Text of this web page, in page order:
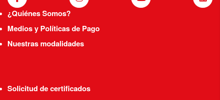
¿Quiénes Somos?
Medios y Políticas de Pago
Nuestras modalidades
Solicitud de certificados